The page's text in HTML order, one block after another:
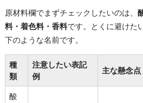
原材料欄でまずチェックしたいのは、
料・着色料・香料です。とくに避けた
下のような名前です。
種
類
注意したい表記
例
主な懸念点
酸